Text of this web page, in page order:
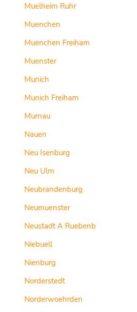
Muelheim Ruhr
Muenchen
Muenchen Freiham
Muenster
Munich
Munich Freiham
Murnau
Nauen
Neu Isenburg
Neu Ulm
Neubrandenburg
Neumuenster
Neustadt A Ruebenb
Niebuell
Nienburg
Norderstedt
Norderwoehrden